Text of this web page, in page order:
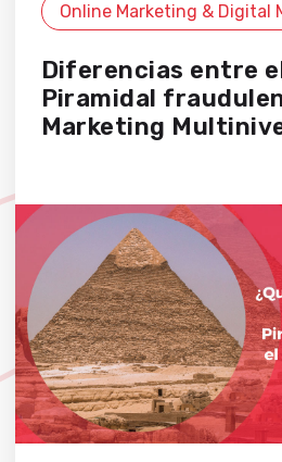
Online Marketing & Digital
Diferencias entre
Piramidal
Marketing